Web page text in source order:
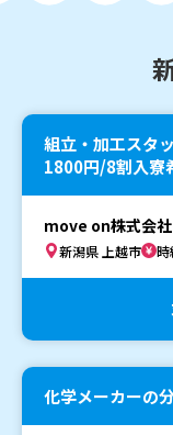
組立・加工スタ
1800円/8割入寮
move on株式会社
新潟県 上越市
化学メーカーの